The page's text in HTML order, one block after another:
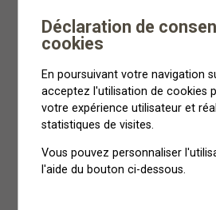
Déclaration de
cookies
En poursuivant votre navigation
acceptez l'utilisation de cookies
votre expérience utilisateur et
statistiques de visites.
Vous pouvez personnaliser
l'aide du bouton ci-dessous.